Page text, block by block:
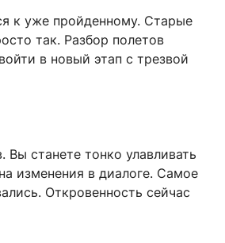
к уже пройденному. Старые
так. Разбор полетов
в новый этап с трезвой
станете тонко улавливать
изменения в диалоге. Самое
Откровенность сейчас